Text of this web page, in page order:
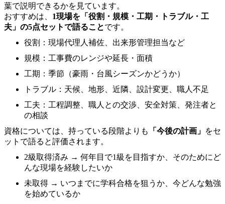
葉で説明できるかを見ています。
おすすめは、 1現場を「役割・規模・工期・トラブル・工
夫」の5点セットで語ることです。
役割：現場代理人補佐、出来形管理担当など
規模：工事費のレンジや延長・面積
工期：季節（豪雨・台風シーズンかどうか）
トラブル：天候、地形、近隣、設計変更、職人不足
工夫：工程調整、職人との交渉、安全対策、発注者と
の相談
資格については、持っている段階よりも
「今後の計画」 をセ
ットで語ると評価されます。
2級取得済み → 何年目で1級を目指すか、そのためにど
んな現場を経験したいか
未取得 → いつまでに学科合格を狙うか、今どんな勉強
を始めているか